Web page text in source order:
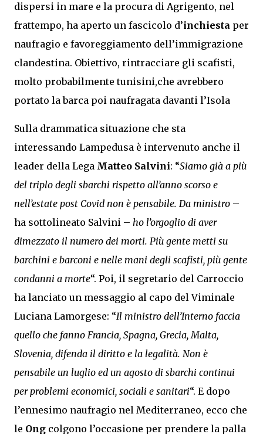
dispersi in mare e la procura di Agrigento, nel
frattempo, ha aperto un fascicolo d’inchiesta per
naufragio e favoreggiamento dell’immigrazione
clandestina. Obiettivo, rintracciare gli scafisti,
molto probabilmente tunisini,che avrebbero
portato la barca poi naufragata davanti l’Isola
Sulla drammatica situazione che sta
interessando Lampedusa è intervenuto anche il
leader della Lega Matteo Salvini: “Siamo già a più
del triplo degli sbarchi rispetto all’anno scorso e
nell’estate post Covid non è pensabile. Da ministro –
ha sottolineato Salvini – ho l’orgoglio di aver
dimezzato il numero dei morti. Più gente metti su
barchini e barconi e nelle mani degli scafisti, più gente
condanni a morte“. Poi, il segretario del Carroccio
ha lanciato un messaggio al capo del Viminale
Luciana Lamorgese: “Il ministro dell’Interno faccia
quello che fanno Francia, Spagna, Grecia, Malta,
Slovenia, difenda il diritto e la legalità. Non è
pensabile un luglio ed un agosto di sbarchi continui
per problemi economici, sociali e sanitari“. E dopo
l’ennesimo naufragio nel Mediterraneo, ecco che
le Ong colgono l’occasione per prendere la palla